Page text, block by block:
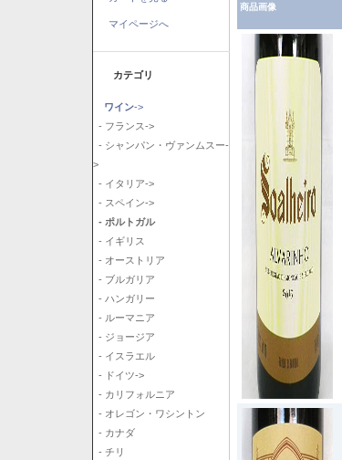
マイページへ
カテゴリ
ワイン->
- フランス->
- シャンパン・ヴァンムスー-
>
- イタリア->
- スペイン->
- ポルトガル
- イギリス
- オーストリア
- ブルガリア
- ハンガリー
- ルーマニア
- ジョージア
- イスラエル
- ドイツ->
- カリフォルニア
- オレゴン・ワシントン
- カナダ
- チリ
商品画像